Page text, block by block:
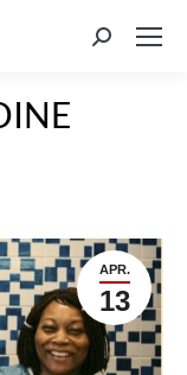
Search:
APR.
13